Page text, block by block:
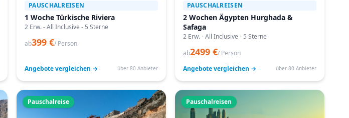
PAUSCHALREISEN
1 Woche Türkische Riviera
2 Erw. - All Inclusive - 5 Sterne
ab399 €/ Person
Angebote vergleichen → über 80 Anbieter
PAUSCHALREISEN
2 Wochen Ägypten Hurghada &
Safaga
2 Erw. - All Inclusive - 5 Sterne
ab2499 €/ Person
Angebote vergleichen →
über 80 Anbieter
Pauschalreise Pauschalreisen